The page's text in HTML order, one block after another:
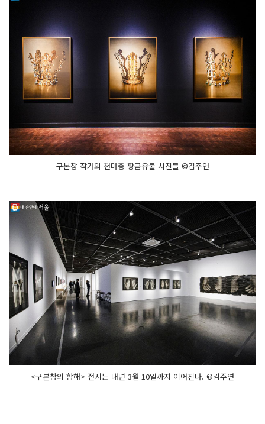
구본창 작가의 천마총 황금유물 사진들 ©김주연
<구본창의 항해> 전시는 내년 3월 10일까지 이어진다. ©김주연